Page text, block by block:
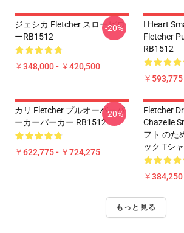
ジェシカ Fletcher スローピロ
ーRB1512
￥348,000 - ￥420,500
-20%
I Heart
Fletcher
RB1512
￥
カリ Fletcher プルオーバーパ
ーカーパーカー RB1512
￥622,775 - ￥724,275
-20%
Fletcher
Chazelle
フト のた
ック Tシ
￥
もっと見る